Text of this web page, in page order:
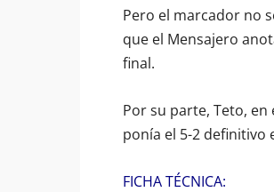
Pero el marcador no
que el Mensajero
final.
Por su parte, Teto,
ponía el 5-2 definitivo
FICHA TÉCNICA: